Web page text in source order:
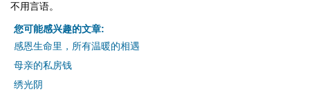
不用言语。
您可能感兴趣的文章:
感恩生命里，所有温暖的相遇
母亲的私房钱
绣光阴